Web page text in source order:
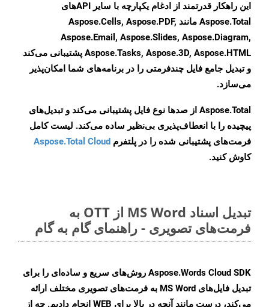
این راهکار قدرتمند از ادغام یکپارچه با سایر APIهای
Aspose.Total مانند Aspose.Cells, Aspose.PDF,
Aspose.Email, Aspose.Slides, Aspose.Diagram,
Aspose.Tasks, Aspose.3D, Aspose.HTML پشتیبانی می‌کند
و تبدیل جامع فایل چندفرمتی را در برنامه‌های شما امکان‌پذیر
می‌سازد.
Aspose.Total از صدها نوع فایل پشتیبانی می‌کند و تبدیل‌های
پیچیده را با انعطاف‌پذیری بی‌نظیر ساده می‌کند. لیست کامل
فرمت‌های پشتیبانی شده را در پلتفرم Aspose.Total Cloud
کاوش کنید.
تبدیل اسناد MS Word از OTT به
فرمت‌های تصویری - راهنمای گام به گام
Aspose.Words Cloud SDK روش‌های سریع و ساده‌ای را برای
تبدیل فایل‌های MS Word به فرمت‌های تصویری مختلف ارائه
می‌کند، درست مانند آنچه در بالا برای WEB انجام دادیم. چه از